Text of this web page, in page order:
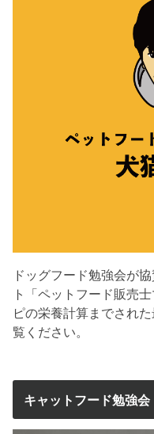
ドッグフード勉強会が
ト「ペットフード販売
ピの栄養計算までされ
覧ください。
キャットフード勉強会